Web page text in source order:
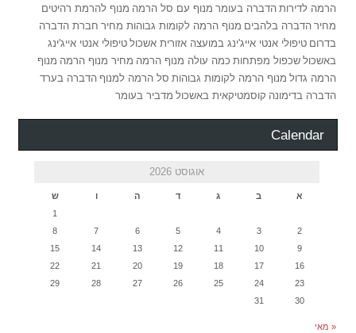
הרמה לדירות הדברה בעומר מנוף עם סל הרמה מנוף להרמת רהיטים
מחיר הדברה בלהבים מנוף הרמה לקומות גבוהות מחיר חברת הדברה
בדרום טיפולי אנטי אייג'ינג במועצה אזורית אשכול טיפולי אנטי אייג'ינג
באשכול שכפול מפתחות כמה עולה מנוף הרמה מחיר מנוף הרמה מנוף
הרמה גדול מנוף הרמה לקומות גבוהות סל הרמה למנוף הדברה בערד
הדברה בדימונה קוסמטיקאית באשכול מדביר בעומר
Calendar
אוגוסט 2026
א ב ג ד ה ו
ש
1
2
3
4
5
6
7
8
9
10
11
12
13
14
15
16
17
18
19
20
21
22
23
24
25
26
27
28
29
30
31
« מאי